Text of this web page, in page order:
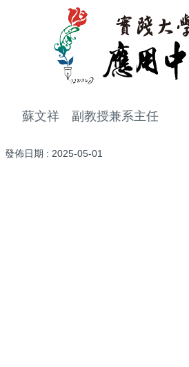
蘇文祥 副教授兼系主任
發佈日期 : 2025-05-01